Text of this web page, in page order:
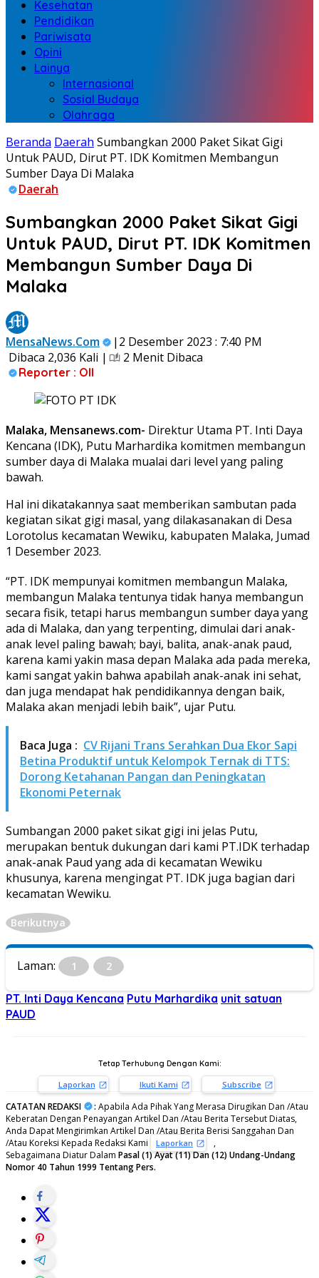
Kesehatan
Pendidikan
Pariwisata
Opini
Lainya
Internasional
Sosial Budaya
Olahraga
Beranda Daerah Sumbangkan 2000 Paket Sikat Gigi
Untuk PAUD, Dirut PT. IDK Komitmen Membangun
Sumber Daya Di Malaka
Daerah
Sumbangkan 2000 Paket Sikat Gigi
Untuk PAUD, Dirut PT. IDK Komitmen
Membangun Sumber Daya Di
Malaka
MensaNews.Com
|2 Desember 2023 : 7:40 PM
Dibaca 2,036 Kali |
2 Menit Dibaca
Reporter : Oll
Malaka, Mensanews.com- Direktur Utama PT. Inti Daya
Kencana (IDK), Putu Marhardika komitmen membangun
sumber daya di Malaka mualai dari level yang paling
bawah.
Hal ini dikatakannya saat memberikan sambutan pada
kegiatan sikat gigi masal, yang dilakasanakan di Desa
Lorotolus kecamatan Wewiku, kabupaten Malaka, Jumad
1 Desember 2023.
“PT. IDK mempunyai komitmen membangun Malaka,
membangun Malaka tentunya tidak hanya membangun
secara fisik, tetapi harus membangun sumber daya yang
ada di Malaka, dan yang terpenting, dimulai dari anak-
anak level paling bawah; bayi, balita, anak-anak paud,
karena kami yakin masa depan Malaka ada pada mereka,
kami sangat yakin bahwa apabilah anak-anak ini sehat,
dan juga mendapat hak pendidikannya dengan baik,
Malaka akan menjadi lebih baik”, ujar Putu.
Baca Juga : CV Rijani Trans Serahkan Dua Ekor Sapi
Betina Produktif untuk Kelompok Ternak di TTS:
Dorong Ketahanan Pangan dan Peningkatan
Ekonomi Peternak
Sumbangan 2000 paket sikat gigi ini jelas Putu,
merupakan bentuk dukungan dari kami PT.IDK terhadap
anak-anak Paud yang ada di kecamatan Wewiku
khusunya, karena mengingat PT. IDK juga bagian dari
kecamatan Wewiku.
Berikutnya
Laman: 1 2
PT. Inti Daya Kencana Putu Marhardika unit satuan
PAUD
Tetap Terhubung Dengan Kami:
Laporkan Ikuti Kami Subscribe
CATATAN REDAKSI : Apabila Ada Pihak Yang Merasa Dirugikan Dan /Atau
Keberatan Dengan Penayangan Artikel Dan /Atau Berita Tersebut Diatas,
Anda Dapat Mengirimkan Artikel Dan /Atau Berita Berisi Sanggahan Dan
/Atau Koreksi Kepada Redaksi Kami
Laporkan
,
Sebagaimana Diatur Dalam Pasal (1) Ayat (11) Dan (12) Undang-Undang
Nomor 40 Tahun 1999 Tentang Pers.